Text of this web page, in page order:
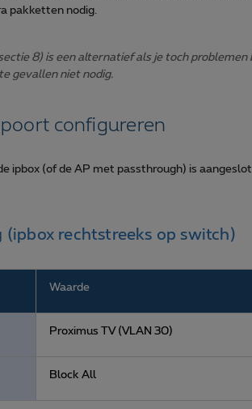
pakketten nodig.
8) is een alternatief als je toch problemen
gevallen niet nodig.
configureren
ipbox (of de AP met passthrough) is
(ipbox rechtstreeks op switch)
Waarde
Proximus TV (VLAN 30)
Block All